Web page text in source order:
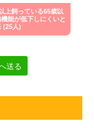
上飼っている65歳以
機能が低下しにくいと
(25人)
送る